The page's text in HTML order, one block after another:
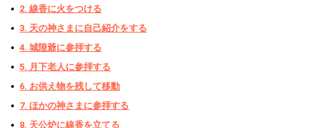
2. 線香に火をつける
3. 天の神さまに自己紹介をする
4. 城隍爺に参拝する
5. 月下老人に参拝する
6. お供え物を残して移動
7. ほかの神さまに参拝する
8. 天公炉に線香を立てる